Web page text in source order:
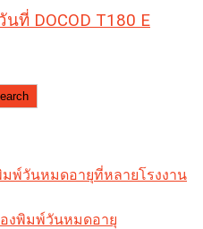
ที่ DOCOD T180 E
มพ์วันหมดอายุที่หลายโรงงาน
องพิมพ์วันหมดอายุ